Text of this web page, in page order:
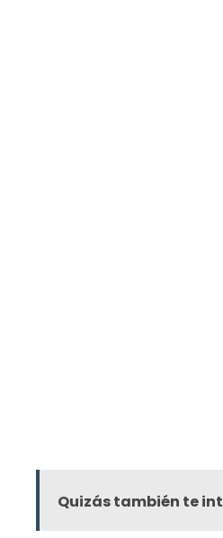
Quizás también te